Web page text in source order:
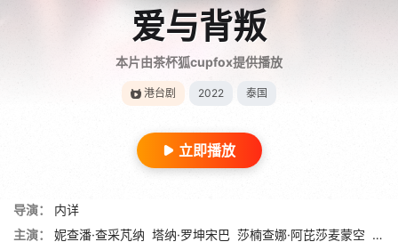
爱与背叛
本片由茶杯狐cupfox提供播放
港台剧 2022 泰国
立即播放
导演：
内详
主演：
妮查潘·查采芃纳 塔纳·罗坤宋巴 莎楠查娜·阿芘莎麦蒙空 普